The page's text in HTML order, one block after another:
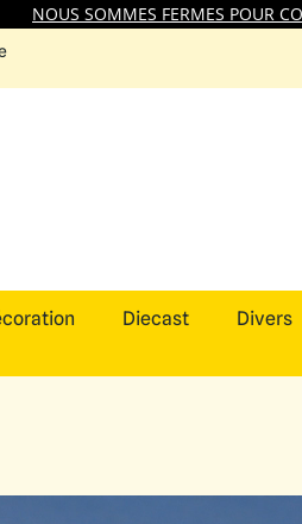
NOUS SOMMES FERMES POUR
Diecast Divers